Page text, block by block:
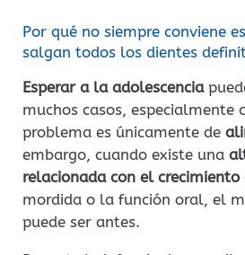
Por qué no siempre conviene
salgan todos los dientes
Esperar a la adolescencia
muchos casos, especialmente
problema es únicamente de
embargo, cuando existe una
relacionada con el crecimiento
mordida o la función oral, el
puede ser antes.